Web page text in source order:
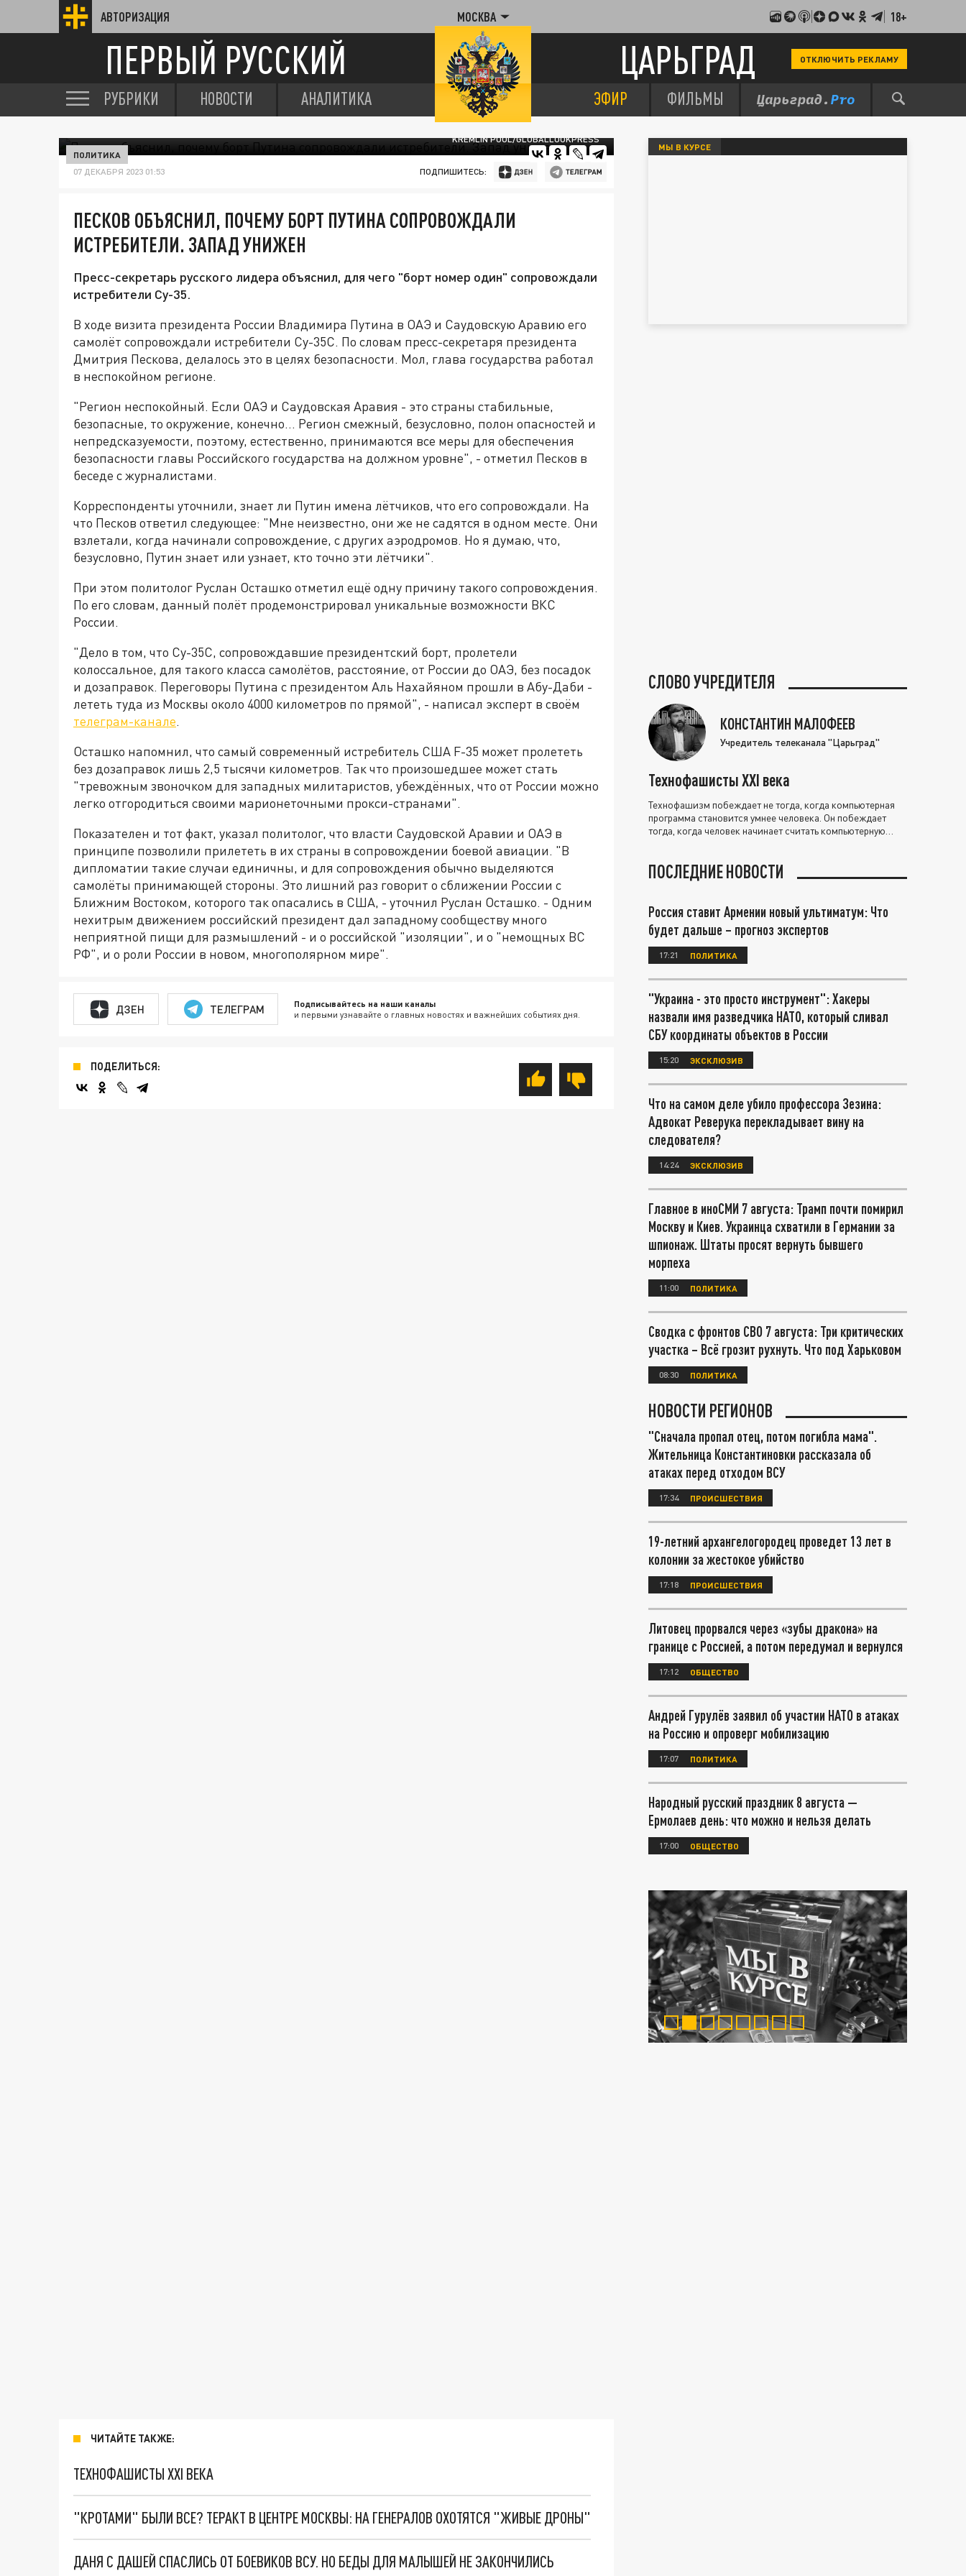
АВТОРИЗАЦИЯ МОСКВА 18+
ПЕРВЫЙ РУССКИЙ ЦАРЬГРАД ОТКЛЮЧИТЬ РЕКЛАМУ
РУБРИКИ НОВОСТИ АНАЛИТИКА ЭФИР ФИЛЬМЫ
KREMLIN POOL/GLOBALLOOKPRESS
ПОЛИТИКА
07 ДЕКАБРЯ 2023 01:53 ПОДПИШИТЕСЬ:
ПЕСКОВ ОБЪЯСНИЛ, ПОЧЕМУ БОРТ ПУТИНА СОПРОВОЖДАЛИ
ИСТРЕБИТЕЛИ. ЗАПАД УНИЖЕН
Пресс-секретарь русского лидера объяснил, для чего "борт номер один" сопровождали
истребители Су-35.
В ходе визита президента России Владимира Путина в ОАЭ и Саудовскую Аравию его
самолёт сопровождали истребители Су-35С. По словам пресс-секретаря президента
Дмитрия Пескова, делалось это в целях безопасности. Мол, глава государства работал
в неспокойном регионе.
"Регион неспокойный. Если ОАЭ и Саудовская Аравия - это страны стабильные,
безопасные, то окружение, конечно… Регион смежный, безусловно, полон опасностей и
непредсказуемости, поэтому, естественно, принимаются все меры для обеспечения
безопасности главы Российского государства на должном уровне", - отметил Песков в
беседе с журналистами.
Корреспонденты уточнили, знает ли Путин имена лётчиков, что его сопровождали. На
что Песков ответил следующее: "Мне неизвестно, они же не садятся в одном месте. Они
взлетали, когда начинали сопровождение, с других аэродромов. Но я думаю, что,
безусловно, Путин знает или узнает, кто точно эти лётчики".
При этом политолог Руслан Осташко отметил ещё одну причину такого сопровождения.
По его словам, данный полёт продемонстрировал уникальные возможности ВКС
России.
"Дело в том, что Су-35С, сопровождавшие президентский борт, пролетели
колоссальное, для такого класса самолётов, расстояние, от России до ОАЭ, без посадок
и дозаправок. Переговоры Путина с президентом Аль Нахайяном прошли в Абу-Даби -
лететь туда из Москвы около 4000 километров по прямой", - написал эксперт в своём
телеграм-канале.
Осташко напомнил, что самый современный истребитель США F-35 может пролететь
без дозаправок лишь 2,5 тысячи километров. Так что произошедшее может стать
"тревожным звоночком для западных милитаристов, убеждённых, что от России можно
легко отгородиться своими марионеточными прокси-странами".
Показателен и тот факт, указал политолог, что власти Саудовской Аравии и ОАЭ в
принципе позволили прилететь в их страны в сопровождении боевой авиации. "В
дипломатии такие случаи единичны, и для сопровождения обычно выделяются
самолёты принимающей стороны. Это лишний раз говорит о сближении России с
Ближним Востоком, которого так опасались в США, - уточнил Руслан Осташко. - Одним
нехитрым движением российский президент дал западному сообществу много
неприятной пищи для размышлений - и о российской "изоляции", и о "немощных ВС
РФ", и о роли России в новом, многополярном мире".
ДЗЕН ТЕЛЕГРАМ Подписывайтесь на наши каналы
и первыми узнавайте о главных новостях и важнейших событиях дня.
ПОДЕЛИТЬСЯ:
ЧИТАЙТЕ ТАКЖЕ:
ТЕХНОФАШИСТЫ XXI ВЕКА
"КРОТАМИ" БЫЛИ ВСЕ? ТЕРАКТ В ЦЕНТРЕ МОСКВЫ: НА ГЕНЕРАЛОВ ОХОТЯТСЯ "ЖИВЫЕ ДРОНЫ"
ДАНЯ С ДАШЕЙ СПАСЛИСЬ ОТ БОЕВИКОВ ВСУ. НО БЕДЫ ДЛЯ МАЛЫШЕЙ НЕ ЗАКОНЧИЛИСЬ
МЫ В КУРСЕ
СЛОВО УЧРЕДИТЕЛЯ
КОНСТАНТИН МАЛОФЕЕВ
Учредитель телеканала "Царьград"
Технофашисты XXI века
Технофашизм побеждает не тогда, когда компьютерная
программа становится умнее человека. Он побеждает
тогда, когда человек начинает считать компьютерную
ПОСЛЕДНИЕ НОВОСТИ
Россия ставит Армении новый ультиматум: Что
будет дальше – прогноз экспертов
17:21 ПОЛИТИКА
"Украина - это просто инструмент": Хакеры
назвали имя разведчика НАТО, который сливал
СБУ координаты объектов в России
15:20 ЭКСКЛЮЗИВ
Что на самом деле убило профессора Зезина:
Адвокат Реверука перекладывает вину на
следователя?
14:24 ЭКСКЛЮЗИВ
Главное в иноСМИ 7 августа: Трамп почти помирил
Москву и Киев. Украинца схватили в Германии за
шпионаж. Штаты просят вернуть бывшего
морпеха
11:00 ПОЛИТИКА
Сводка с фронтов СВО 7 августа: Три критических
участка – Всё грозит рухнуть. Что под Харьковом
08:30 ПОЛИТИКА
НОВОСТИ РЕГИОНОВ
"Сначала пропал отец, потом погибла мама".
Жительница Константиновки рассказала об
атаках перед отходом ВСУ
17:34 ПРОИСШЕСТВИЯ
19-летний архангелогородец проведет 13 лет в
колонии за жестокое убийство
17:18 ПРОИСШЕСТВИЯ
Литовец прорвался через «зубы дракона» на
границе с Россией, а потом передумал и вернулся
17:12 ОБЩЕСТВО
Андрей Гурулёв заявил об участии НАТО в атаках
на Россию и опроверг мобилизацию
17:07 ПОЛИТИКА
Народный русский праздник 8 августа —
Ермолаев день: что можно и нельзя делать
17:00 ОБЩЕСТВО